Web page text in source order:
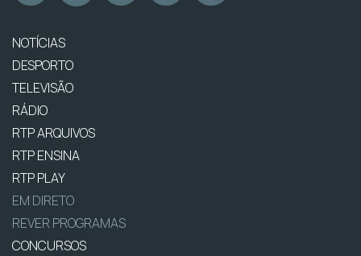
NOTÍCIAS
DESPORTO
TELEVISÃO
RÁDIO
RTP ARQUIVOS
RTP ENSINA
RTP PLAY
EM DIRETO
REVER PROGRAMAS
CONCURSOS